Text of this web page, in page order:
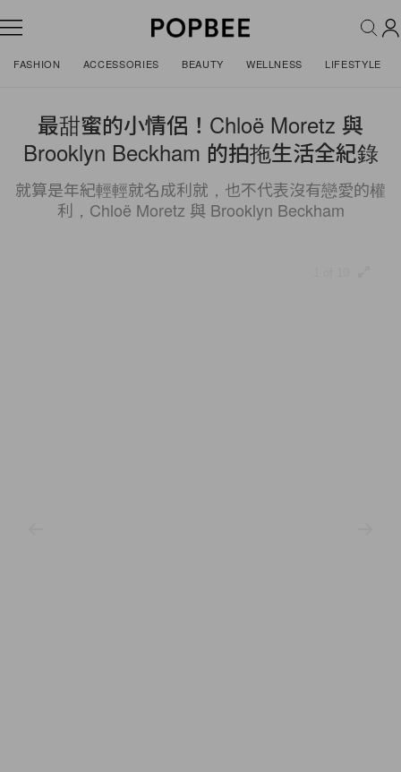
FASHION ACCESSORIES BEAUTY WELLNESS LIFESTYLE
最甜蜜的小情侶！Chloë Moretz 與
Brooklyn Beckham 的拍拖生活全紀錄
就算是年紀輕輕就名成利就，也不代表沒有戀愛的權
利，Chloë Moretz 與 Brooklyn Beckham